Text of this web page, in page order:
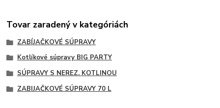
Tovar zaradený v kategóriách
ZABÍJAČKOVÉ SÚPRAVY
Kotlíkové súpravy BIG PARTY
SÚPRAVY S NEREZ. KOTLINOU
ZABIJAČKOVÉ SÚPRAVY 70 L